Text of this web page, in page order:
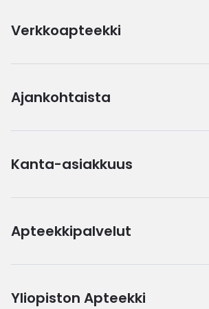
Verkkoapteekki
Ajankohtaista
Kanta-asiakkuus
Apteekkipalvelut
Yliopiston Apteekki